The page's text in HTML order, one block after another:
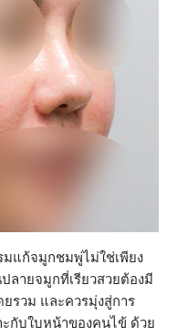
แก้จมูกชมพู่ไม่ใช่เพียง
ลายจมูกที่เรียวสวยต้องมี
รวม และควรมุ่งสู่การ
กับใบหน้าของคนไข้ ด้วย